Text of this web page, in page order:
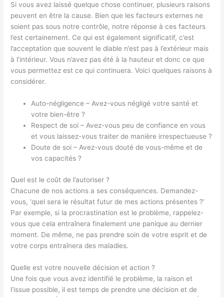
Si vous avez laissé quelque chose continuer, plusieurs raisons
peuvent en être la cause. Bien que les facteurs externes ne
soient pas sous notre contrôle, notre réponse à ces facteurs
l’est certainement. Ce qui est également significatif, c’est
l’acceptation que souvent le diable n’est pas à l’extérieur mais
à l’intérieur. Vous n’avez pas été à la hauteur et donc ce que
vous permettez est ce qui continuera. Voici quelques raisons à
considérer.
Auto-négligence – Avez-vous négligé votre santé et
votre bien-être ?
Respect de soi – Avez-vous peu de confiance en vous
et vous laissez-vous traiter de manière irrespectueuse ?
Doute de soi – Avez-vous douté de vous-même et de
vos capacités ?
Quel est le coût de l’autoriser ?
Chacune de nos actions a ses conséquences. Demandez-
vous, ‘quel sera le résultat futur de mes actions présentes ?’
Par exemple, si la procrastination est le problème, rappelez-
vous que cela entraînera finalement une panique au dernier
moment. De même, ne pas prendre soin de votre esprit et de
votre corps entraînera des maladies.
Quelle est votre nouvelle décision et action ?
Une fois que vous avez identifié le problème, la raison et
l’issue possible, il est temps de prendre une décision et de